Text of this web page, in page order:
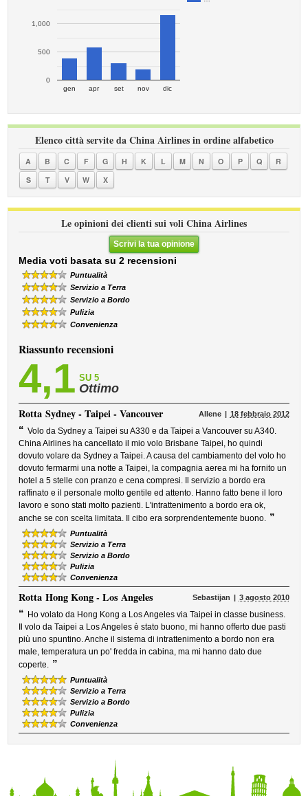
gen apr set nov dic
0
500
1,000
Elenco città servite da China Airlines in ordine alfabetico
A B C F G H K L M N O P Q
R
S
T V W X
Le opinioni dei clienti sui voli China Airlines
Scrivi la tua opinione
Media voti basata su 2 recensioni
Puntualità
Servizio a Terra
Servizio a Bordo
Pulizia
Convenienza
Riassunto recensioni
4,1 SU 5
Ottimo
RottaSydney - Taipei - Vancouver Allene 18 febbraio 2012
“ Volo da Sydney a Taipei su A330 e da Taipei a Vancouver su A340.
China Airlines ha cancellato il mio volo Brisbane Taipei, ho quindi
dovuto volare da Sydney a Taipei. A causa del cambiamento del volo ho
dovuto fermarmi una notte a Taipei, la compagnia aerea mi ha fornito un
hotel a 5 stelle con pranzo e cena compresi. Il servizio a bordo era
raffinato e il personale molto gentile ed attento. Hanno fatto bene il loro
lavoro e sono stati molto pazienti. L'intrattenimento a bordo era ok,
anche se con scelta limitata. Il cibo era sorprendentemente buono. ”
Puntualità
Servizio a Terra
Servizio a Bordo
Pulizia
Convenienza
RottaHong Kong - Los Angeles Sebastijan 3 agosto 2010
“ Ho volato da Hong Kong a Los Angeles via Taipei in classe business.
Il volo da Taipei a Los Angeles è stato buono, mi hanno offerto due pasti
più uno spuntino. Anche il sistema di intrattenimento a bordo non era
male, temperatura un po' fredda in cabina, ma mi hanno dato due
coperte. ”
Puntualità
Servizio a Terra
Servizio a Bordo
Pulizia
Convenienza